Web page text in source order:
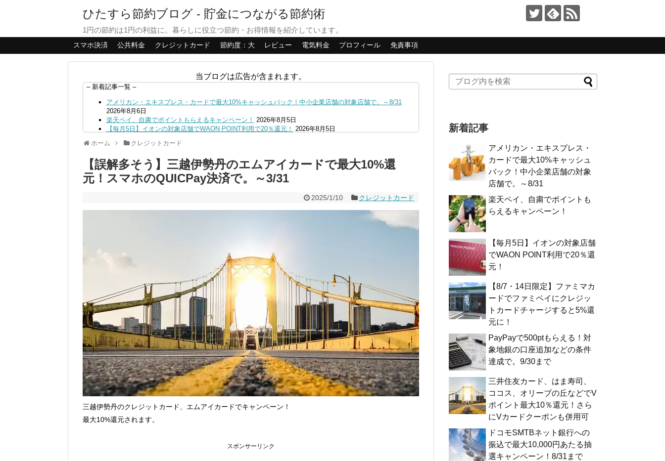
ひたすら節約ブログ - 貯金につながる節約術
1円の節約は1円の利益に。暮らしに役立つ節約・お得情報を紹介しています。
スマホ決済 公共料金 クレジットカード 節約度：大 レビュー 電気料金 プロフィール 免責事項
当ブログは広告が含まれます。
– 新着記事一覧 –
アメリカン・エキスプレス・カードで最大10%キャッシュバック！中小企業店舗の対象店舗で。～8/31
2026年8月6日
楽天ペイ、自粛でポイントもらえるキャンペーン！ 2026年8月5日
【毎月5日】イオンの対象店舗でWAON POINT利用で20％還元！ 2026年8月5日
4日
三井住友カード、はま寿司、ココス、オリーブの丘などでVポイント最大10％還元！さらにVカードクーポ
ンも併用可
2026年8月4日
ドコモSMTBネット銀行への振込で最大10,000円あたる抽選キャンペーン！8/31まで
デジタルギフト改悪でいろいろ手数料徴収へ！8/3～ 2026年8月1日
【2026年夏】dポイント交換キャンペーンが見逃せない！最大15%増量のチャンス。8/1~31あたりまで
au PAY 残高チャージで最大10000円もらえる！じぶん銀行からチャージで抽選。8/31まで
ホーム クレジットカード
【誤解多そう】三越伊勢丹のエムアイカードで最大10%還
元！スマホのQUICPay決済で。～3/31
2025/1/10 クレジットカード
三越伊勢丹のクレジットカード、エムアイカードでキャンペーン！
最大10%還元されます。
スポンサーリンク
新着記事
アメリカン・エキスプレス・
カードで最大10%キャッシュ
バック！中小企業店舗の対象
店舗で。～8/31
楽天ペイ、自粛でポイントも
らえるキャンペーン！
【毎月5日】イオンの対象店舗
でWAON POINT利用で20％還
元！
【8/7・14日限定】ファミマカ
ードでファミペイにクレジッ
トカードチャージすると5%還
元に！
PayPayで500ptもらえる！対
象地銀の口座追加などの条件
達成で。9/30まで
三井住友カード、はま寿司、
ココス、オリーブの丘などでV
ポイント最大10％還元！さら
にVカードクーポンも併用可
ドコモSMTBネット銀行への
振込で最大10,000円あたる抽
選キャンペーン！8/31まで